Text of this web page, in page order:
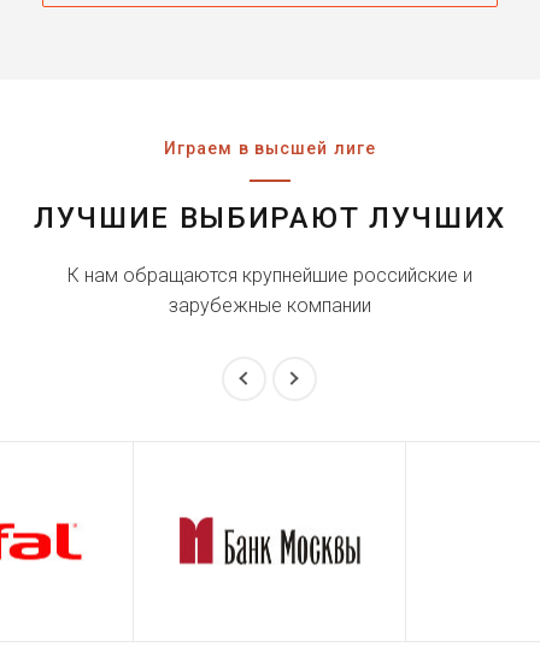
Играем в высшей лиге
ЛУЧШИЕ ВЫБИРАЮТ ЛУЧШИХ
К нам обращаются крупнейшие российские и
зарубежные компании